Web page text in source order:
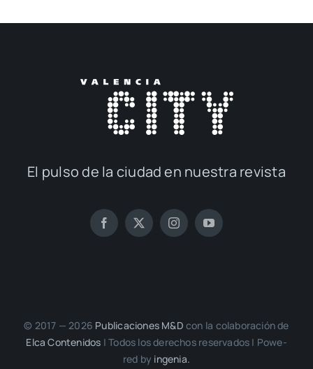
El pul­so de la ciu­dad en nues­tra revis­ta
© 2017 — 2026 Publi­ca­cio­nes M&D con la cola­bo­ra­ción de
Elca Con­te­ni­dos | Todos los dere­chos reser­va­dos | Powe­
red by inge­nia.